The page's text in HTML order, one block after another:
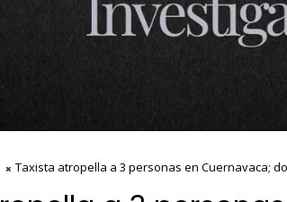
Taxista atropella a 3 personas en Cuernavaca;